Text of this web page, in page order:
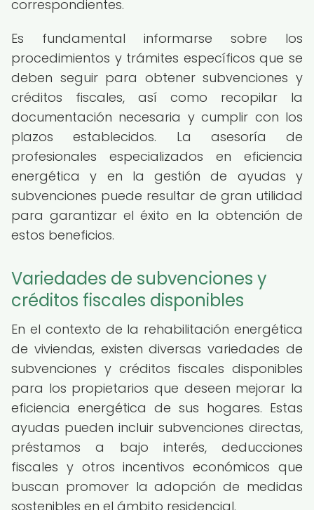
correspondientes.
Es fundamental informarse sobre los
procedimientos y trámites específicos que se
deben seguir para obtener subvenciones y
créditos fiscales, así como recopilar la
documentación necesaria y cumplir con los
plazos establecidos. La asesoría de
profesionales especializados en eficiencia
energética y en la gestión de ayudas y
subvenciones puede resultar de gran utilidad
para garantizar el éxito en la obtención de
estos beneficios.
Variedades de subvenciones y
créditos fiscales disponibles
En el contexto de la rehabilitación energética
de viviendas, existen diversas variedades de
subvenciones y créditos fiscales disponibles
para los propietarios que deseen mejorar la
eficiencia energética de sus hogares. Estas
ayudas pueden incluir subvenciones directas,
préstamos a bajo interés, deducciones
fiscales y otros incentivos económicos que
buscan promover la adopción de medidas
sostenibles en el ámbito residencial.